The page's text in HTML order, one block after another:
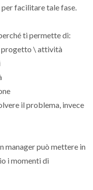
facilitare tale fase.
ti permette di:
progetto \ attività
il problema, invece
manager può mettere in
i momenti di